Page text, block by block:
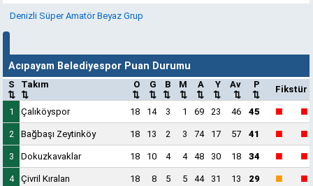
Denizli Süper Amatör Beyaz Grup
Acıpayam Belediyespor Puan Durumu
S
⇅
Takım
⇅
O
⇅
G
⇅
B
⇅
M
⇅
A
⇅
Y
⇅
Av
⇅
P
⇅
Fikstür
1 Çalıköyspor 18 14 3 1 69 23 46 45 ■ ■
2 Bağbaşı Zeytinköy 18 13 2 3 74 17 57 41 ■ ■
3 Dokuzkavaklar 18 10 4 4 48 30 18 34 ■ ■
4 Çivril Kıralan 18 8 5 5 44 31 13 29 ■ ■